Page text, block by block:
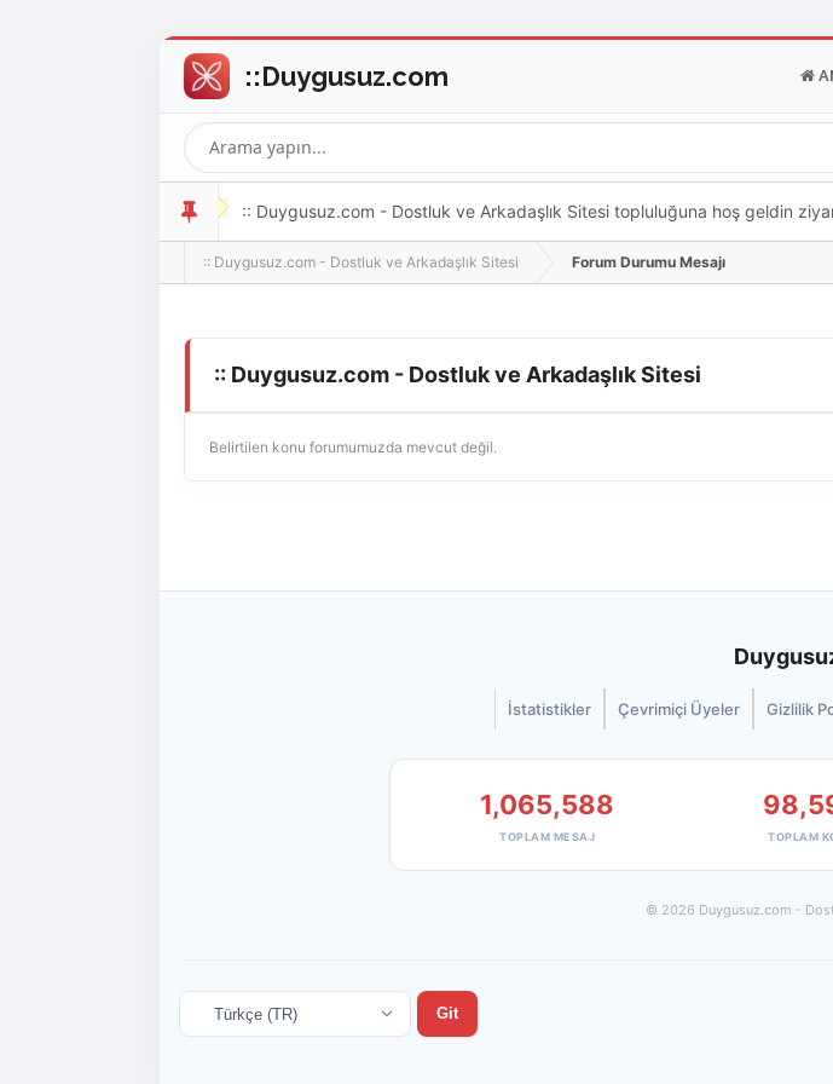
:: Duygusuz.com - Dostluk ve Arkadaşlık Sitesi topluluğuna hoş geldin
oldukça kolay ve zahmetsizdir.
:: Duygusuz.com - Dostluk ve Arkadaşlık Sitesi Forum Durumu Mesajı
:: Duygusuz.com - Dostluk ve Arkadaşlık Sitesi
Belirtilen konu forumumuzda mevcut değil.
İstatistikler Çevrimiçi Üyeler Gizlilik
1,065,588
TOPLAM MESAJ TOPLAM
© 2026 Duygusuz.com -